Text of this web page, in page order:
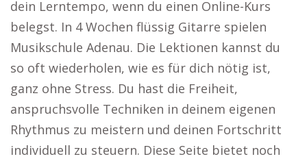
dein Lerntempo, wenn du einen Online-Kurs
belegst. In 4 Wochen flüssig Gitarre spielen
Musikschule Adenau. Die Lektionen kannst du
so oft wiederholen, wie es für dich nötig ist,
ganz ohne Stress. Du hast die Freiheit,
anspruchsvolle Techniken in deinem eigenen
Rhythmus zu meistern und deinen Fortschritt
individuell zu steuern. Diese Seite bietet noch